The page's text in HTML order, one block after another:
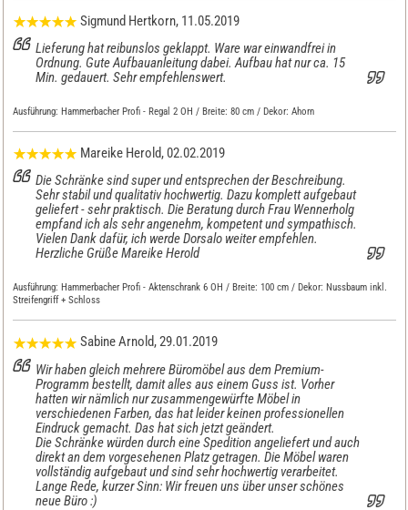
Sigmund Hertkorn, 11.05.2019
Lieferung hat reibunslos geklappt. Ware war einwandfrei in
Ordnung. Gute Aufbauanleitung dabei. Aufbau hat nur ca. 15
Min. gedauert. Sehr empfehlenswert.
Ausführung: Hammerbacher Profi - Regal 2 OH / Breite: 80 cm / Dekor: Ahorn
Mareike Herold, 02.02.2019
Die Schränke sind super und entsprechen der Beschreibung.
Sehr stabil und qualitativ hochwertig. Dazu komplett aufgebaut
geliefert - sehr praktisch. Die Beratung durch Frau Wennerholg
empfand ich als sehr angenehm, kompetent und sympathisch.
Vielen Dank dafür, ich werde Dorsalo weiter empfehlen.
Herzliche Grüße Mareike Herold
Ausführung: Hammerbacher Profi - Aktenschrank 6 OH / Breite: 100 cm / Dekor: Nussbaum inkl.
Streifengriff + Schloss
Sabine Arnold, 29.01.2019
Wir haben gleich mehrere Büromöbel aus dem Premium-
Programm bestellt, damit alles aus einem Guss ist. Vorher
hatten wir nämlich nur zusammengewürfte Möbel in
verschiedenen Farben, das hat leider keinen professionellen
Eindruck gemacht. Das hat sich jetzt geändert.
Die Schränke würden durch eine Spedition angeliefert und auch
direkt an dem vorgesehenen Platz getragen. Die Möbel waren
vollständig aufgebaut und sind sehr hochwertig verarbeitet.
Lange Rede, kurzer Sinn: Wir freuen uns über unser schönes
neue Büro :)